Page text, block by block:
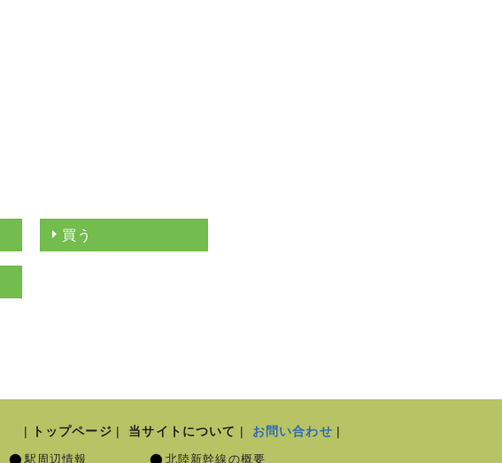
買う
トップページ 当サイトについて お問い合わせ
駅周辺情報 北陸新幹線の概要